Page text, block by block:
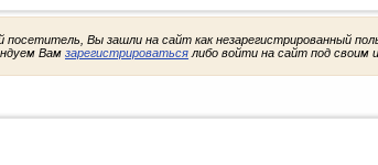
посетитель, Вы зашли на сайт как незарегистрированный
Вам зарегистрироваться либо войти на сайт под своим